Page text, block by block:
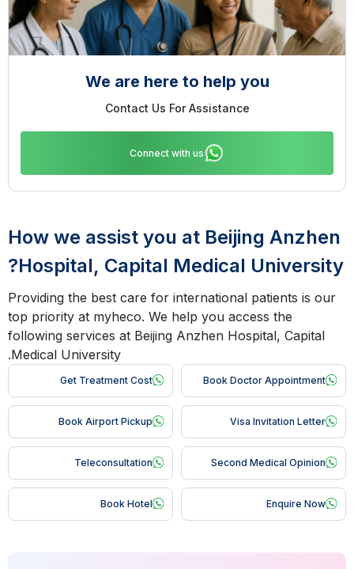
We are here to help you
Contact Us For Assistance
Connect with us
How we assist you at Beijing Anzhen
Hospital, Capital Medical University?
Providing the best care for international patients is our
top priority at myheco. We help you access the
following services at Beijing Anzhen Hospital, Capital
Medical University.
Book Doctor Appointment
Get Treatment Cost
Visa Invitation Letter
Book Airport Pickup
Second Medical Opinion
Teleconsultation
Enquire Now
Book Hotel